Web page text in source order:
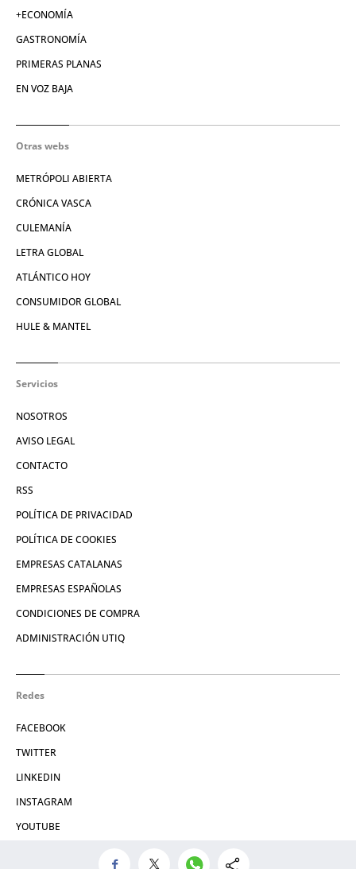
+ECONOMÍA
GASTRONOMÍA
PRIMERAS PLANAS
EN VOZ BAJA
Otras webs
METRÓPOLI ABIERTA
CRÓNICA VASCA
CULEMANÍA
LETRA GLOBAL
ATLÁNTICO HOY
CONSUMIDOR GLOBAL
HULE & MANTEL
Servicios
NOSOTROS
AVISO LEGAL
CONTACTO
RSS
POLÍTICA DE PRIVACIDAD
POLÍTICA DE COOKIES
EMPRESAS CATALANAS
EMPRESAS ESPAÑOLAS
CONDICIONES DE COMPRA
ADMINISTRACIÓN UTIQ
Redes
FACEBOOK
TWITTER
LINKEDIN
INSTAGRAM
YOUTUBE